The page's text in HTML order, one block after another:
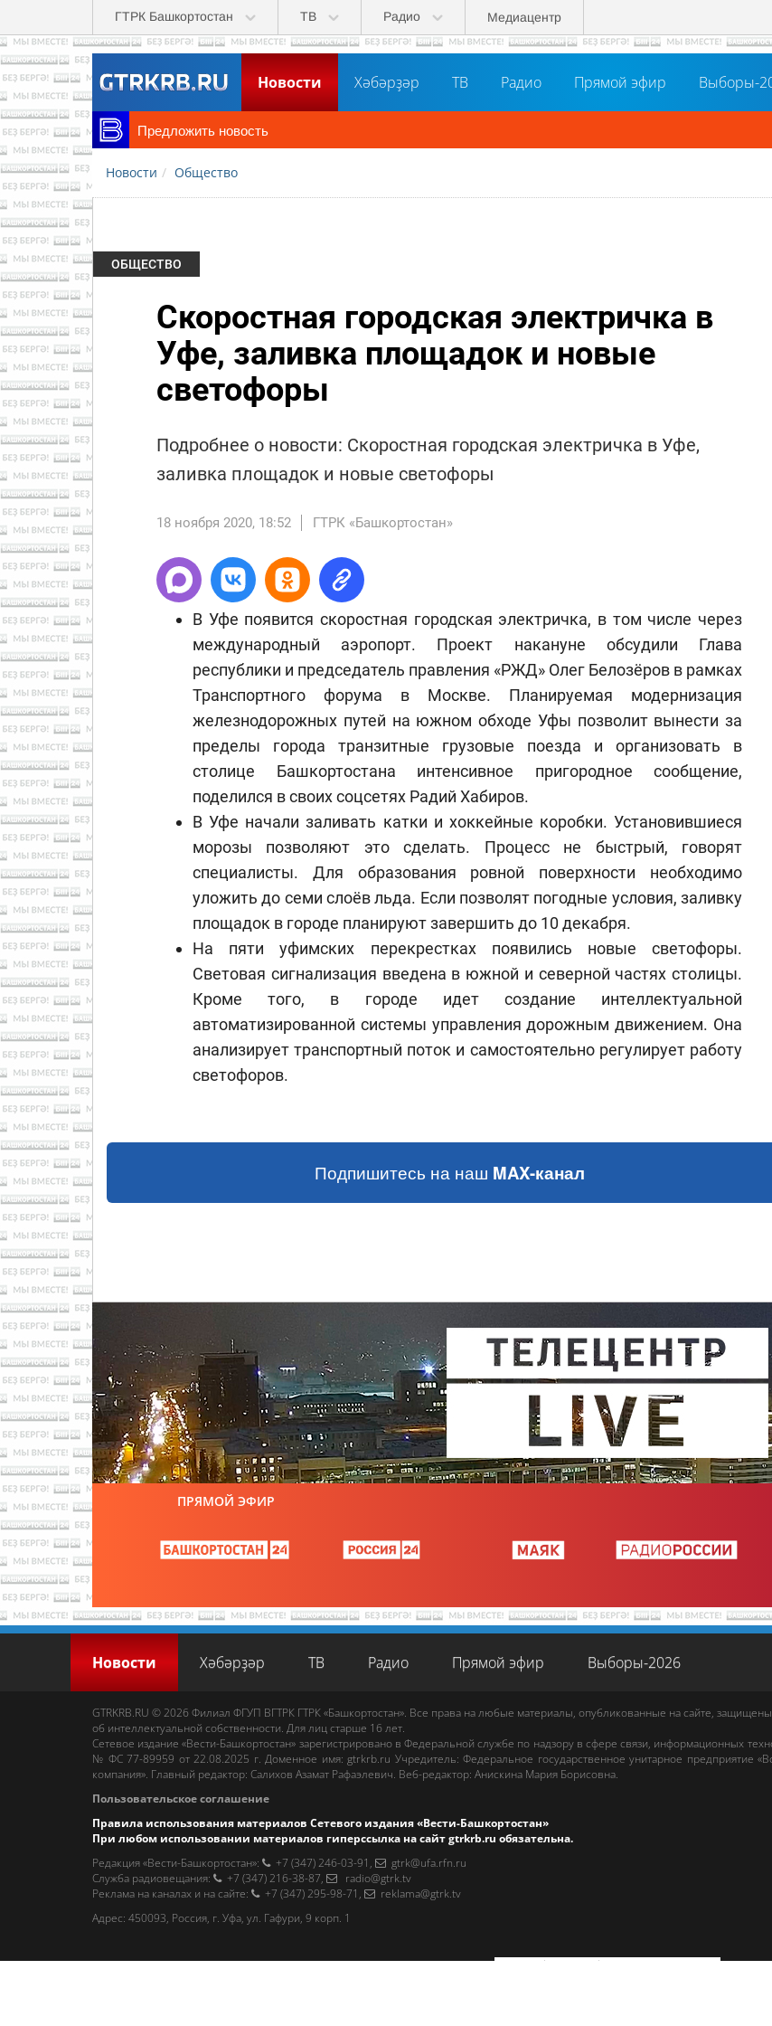
Перейти к основному содержанию
ГТРК Башкортостан ТВ Радио Медиацентр
Новости Хәбәрҙәр ТВ Радио Прямой эфир Выборы-
Предложить новость
Новости Общество
ОБЩЕСТВО
Скоростная городская электричка в
Уфе, заливка площадок и новые
светофоры
Подробнее о новости: Скоростная городская электричка в Уфе,
заливка площадок и новые светофоры
18 ноября 2020, 18:52 ГТРК «Башкортостан»
В Уфе появится скоростная городская электричка, в том числе через
международный аэропорт. Проект накануне обсудили Глава
республики и председатель правления «РЖД» Олег Белозёров в рамках
Транспортного форума в Москве. Планируемая модернизация
железнодорожных путей на южном обходе Уфы позволит вынести за
пределы города транзитные грузовые поезда и организовать в
столице Башкортостана интенсивное пригородное сообщение,
поделился в своих соцсетях Радий Хабиров.
В Уфе начали заливать катки и хоккейные коробки. Установившиеся
морозы позволяют это сделать. Процесс не быстрый, говорят
специалисты. Для образования ровной поверхности необходимо
уложить до семи слоёв льда. Если позволят погодные условия, заливку
площадок в городе планируют завершить до 10 декабря.
На пяти уфимских перекрестках появились новые светофоры.
Световая сигнализация введена в южной и северной частях столицы.
Кроме того, в городе идет создание интеллектуальной
автоматизированной системы управления дорожным движением. Она
анализирует транспортный поток и самостоятельно регулирует работу
светофоров.
Подпишитесь на наш MAX-канал
ПРЯМОЙ ЭФИР
Новости Хәбәрҙәр ТВ Радио Прямой эфир Выборы-2026
GTRKRB.RU © 2026 Филиал ФГУП ВГТРК ГТРК «Башкортостан». Все права на любые материалы, опубликованные на сайте,
об интеллектуальной собственности. Для лиц старше 16 лет.
Сетевое издание «Вести-Башкортостан» зарегистрировано в Федеральной службе по надзору в сфере связи, информационных
№ ФС 77-89959 от 22.08.2025 г. Доменное имя:gtrkrb.ru Учредитель: Федеральное государственное унитарное предприятие
компания». Главный редактор: Салихов Азамат Рафаэлевич. Веб-редактор: Анискина Мария Борисовна.
Пользовательское соглашение
Правила использования материалов Сетевого издания «Вести-Башкортостан»
При любом использовании материалов гиперссылка на сайтgtrkrb.ru обязательна.
Редакция «Вести-Башкортостан»: +7 (347) 246-03-91 ,
gtrk@ufa.rfn.ru
Cлужба радиовещания: +7 (347) 216-38-87,
radio@gtrk.tv
Реклама на каналах и на сайте: +7 (347) 295-98-71 ,
reklama@gtrk.tv
Адрес: 450093, Россия, г. Уфа, ул. Гафури, 9 корп. 1